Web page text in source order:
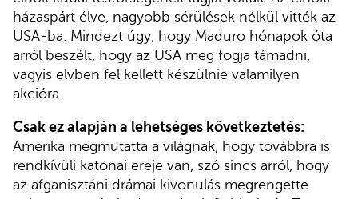
házaspárt élve, nagyobb sérülések nélkül vitték az
USA-ba. Mindezt úgy, hogy Maduro hónapok óta
arról beszélt, hogy az USA meg fogja támadni,
vagyis elvben fel kellett készülnie valamilyen
akcióra.
Csak ez alapján a lehetséges következtetés:
Amerika megmutatta a világnak, hogy továbbra is
rendkívüli katonai ereje van, szó sincs arról, hogy
az afganisztáni drámai kivonulás megrengette